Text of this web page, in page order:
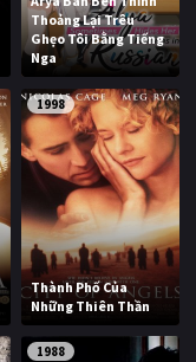
Thoảng Lại Trêu
Ghẹo Tôi Bằng Tiếng
Nga
1998
Thành Phố Của
Những Thiên Thần
1988